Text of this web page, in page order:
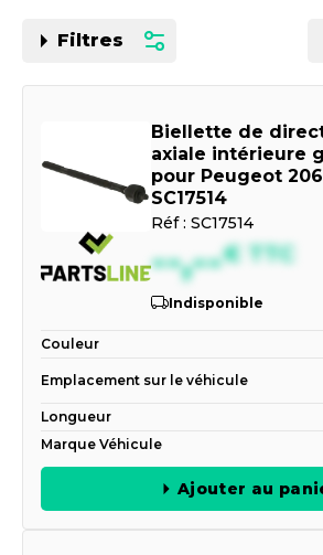
Filtres
Biellette de
axiale intérieure
pour Peugeot 206
SC17514
Réf : SC17514
--,--€ TTC
Indisponible
Couleur
Emplacement sur le véhicule
Longueur
Marque Véhicule
Ajouter au